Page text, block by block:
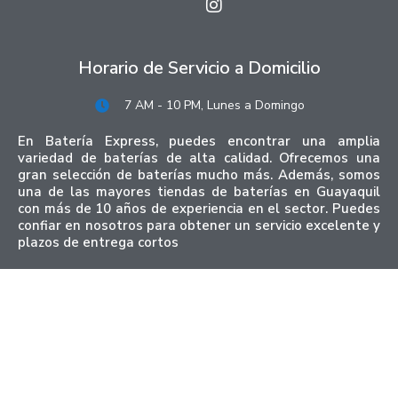
Horario de Servicio a Domicilio
7 AM - 10 PM, Lunes a Domingo
En Batería Express, puedes encontrar una amplia
variedad de baterías de alta calidad. Ofrecemos una
gran selección de baterías mucho más. Además, somos
una de las mayores tiendas de baterías en Guayaquil
con más de 10 años de experiencia en el sector. Puedes
confiar en nosotros para obtener un servicio excelente y
plazos de entrega cortos